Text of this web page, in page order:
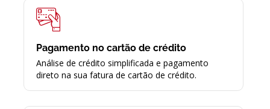
Pagamento no cartão de crédito
Análise de crédito simplificada e pagamento
direto na sua fatura de cartão de crédito.